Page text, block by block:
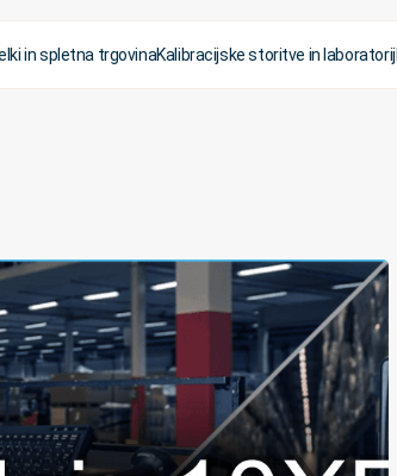
in spletna trgovinaKalibracijske storitve in laboratorij